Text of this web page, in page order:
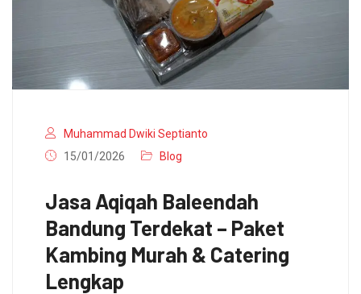
Muhammad Dwiki Septianto
15/01/2026
Blog
Jasa Aqiqah Baleendah
Bandung Terdekat – Paket
Kambing Murah & Catering
Lengkap